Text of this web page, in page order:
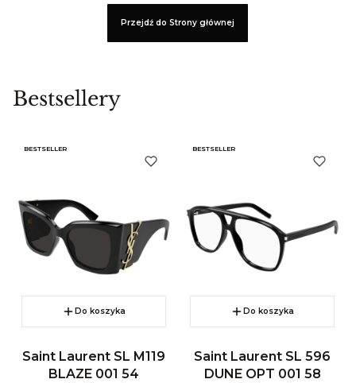
Przejdź do Strony głównej
Bestsellery
BESTSELLER
Do koszyka
Saint Laurent SL M119
BLAZE 001 54
BESTSELLER
Do koszyka
Saint Laurent SL 596
DUNE OPT 001 58